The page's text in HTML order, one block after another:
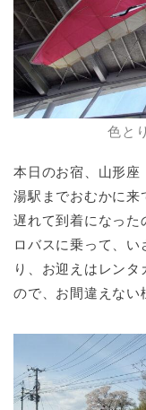
色と
本日のお宿、山形
湯駅までおむかに来
遅れて到着になった
ロバスに乗って、
り、お迎えはレン
ので、お間違えない